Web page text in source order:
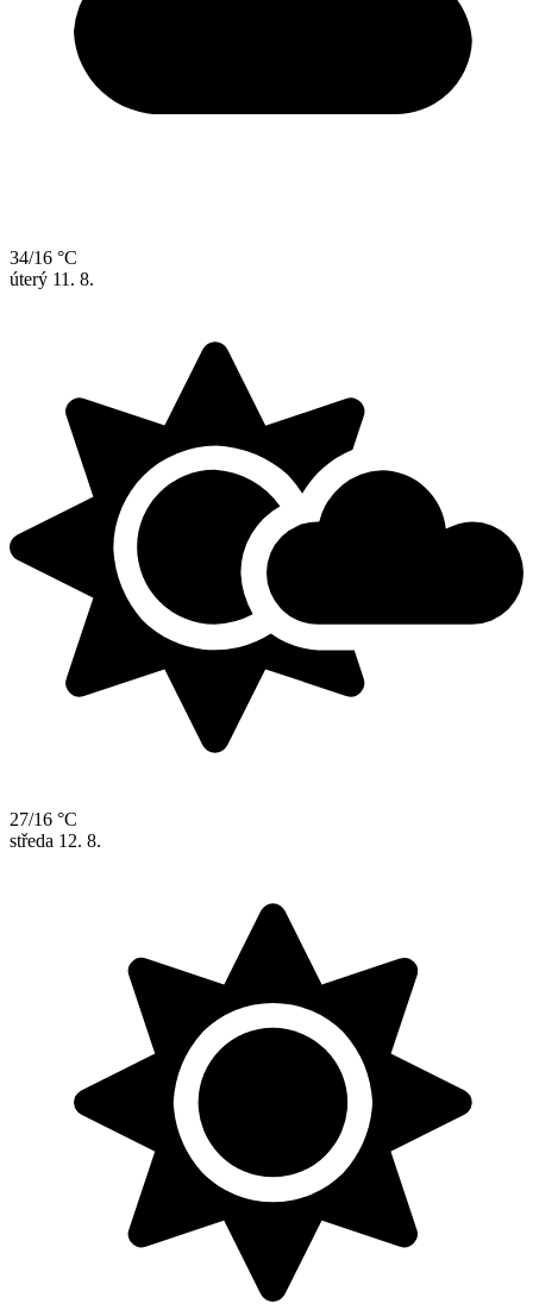
34/16 °C
úterý 11. 8.
27/16 °C
středa 12. 8.